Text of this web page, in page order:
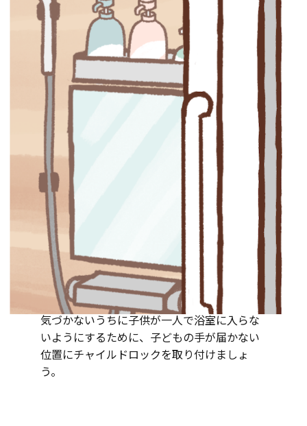
気づかないうちに子供が一人で浴室に入らな
いようにするために、子どもの手が届かない
位置にチャイルドロックを取り付けましょ
う。